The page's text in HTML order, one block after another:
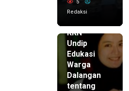
5
Redaksi
KKN
Undip
Edukasi
Warga
Dalangan
tentang